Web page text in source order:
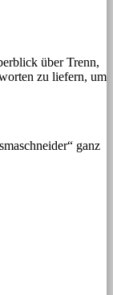
über Trenn,
zu liefern, um
ganz